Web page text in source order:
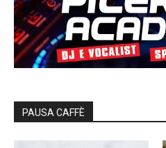
PAUSA CAFFÈ